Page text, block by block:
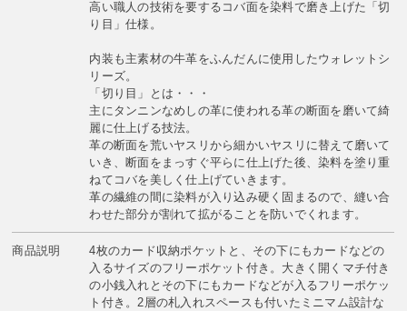
高い職人の技術を要するコバ面を染料で磨き上げた「切
り目」仕様。
内装も主素材の牛革をふんだんに使用したウォレットシ
リーズ。
「切り目」とは・・・
主にタンニンなめしの革に使われる革の断面を磨いて綺
麗に仕上げる技法。
革の断面を荒いヤスリから細かいヤスリに替えて磨いて
いき、断面をまっすぐ平らに仕上げた後、染料を塗り重
ねてコバを美しく仕上げていきます。
革の繊維の間に染料が入り込み硬く固まるので、縫い合
わせた部分が割れて拡がることを防いでくれます。
商品説明
4枚のカード収納ポケットと、その下にもカードなどの
入るサイズのフリーポケット付き。大きく開くマチ付き
の小銭入れとその下にもカードなどが入るフリーポケッ
ト付き。2層の札入れスペースも付いたミニマム設計な